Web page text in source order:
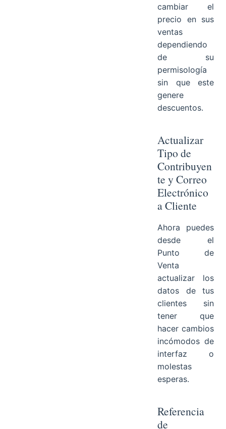
cambiar el
precio en sus
ventas
dependiendo
de su
permisología
sin que este
genere
descuentos.
Actualizar
Tipo de
Contribuyen
te y Correo
Electrónico
a Cliente
Ahora puedes
desde el
Punto de
Venta
actualizar los
datos de tus
clientes sin
tener que
hacer cambios
incómodos de
interfaz o
molestas
esperas.
Referencia
de